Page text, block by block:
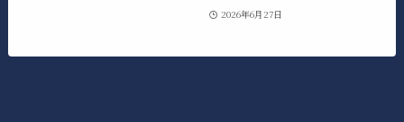
2026年6月27日